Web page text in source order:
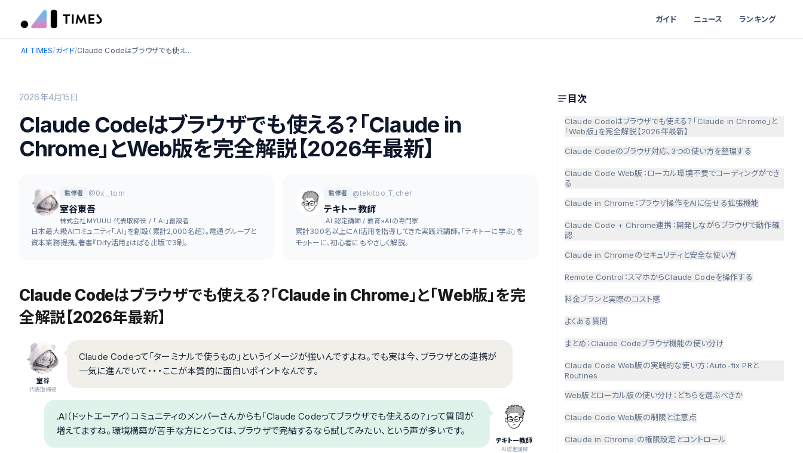
ガイド ニュース ランキング
.AI TIMES/ガイド/ Claude Codeはブラウザでも使える？「Claude in Chrome」とWeb版を完全解説【2026年最新】
2026年4月15日
Claude Codeはブラウザでも使える？「Claude in
Chrome」とWeb版を完全解説【2026年最新】
監修者 @0x__tom
室谷東吾
株式会社MYUUU 代表取締役 / 「.AI」創設者
日本最大級AIコミュニティ「.AI」を創設（累計2,000名超）。電通グループと
資本業務提携。著書『Dify活用』はぱる出版で3刷。
監修者 @tekitoo_T_cher
テキトー教師
.AI 認定講師 / 教育×AIの専門家
累計300名以上にAI活用を指導してきた実践派講師。「テキトーに学ぶ」を
モットーに、初心者にもやさしく解説。
Claude Codeはブラウザでも使える？「Claude in Chrome」と「Web版」を完
全解説【2026年最新】
室谷
代表取締役
Claude Codeって「ターミナルで使うもの」というイメージが強いんですよね。でも実は今、ブラウザとの連携が
一気に進んでいて・・・ここが本質的に面白いポイントなんです。
テキトー教師
.AI認定講師
.AI（ドットエーアイ）コミュニティのメンバーさんからも「Claude Codeってブラウザでも使えるの？」って質問が
増えてますね。環境構築が苦手な方にとっては、ブラウザで完結するなら試してみたい、という声が多いです。
目次
Claude Codeはブラウザでも使える？「Claude in Chrome」と
「Web版」を完全解説【2026年最新】
Claude Codeのブラウザ対応、3つの使い方を整理する
Claude Code Web版：ローカル環境不要でコーディングができ
る
Claude in Chrome：ブラウザ操作をAIに任せる拡張機能
Claude Code + Chrome連携：開発しながらブラウザで動作確
認
Claude in Chromeのセキュリティと安全な使い方
Remote Control：スマホからClaude Codeを操作する
料金プランと実際のコスト感
よくある質問
まとめ：Claude Codeブラウザ機能の使い分け
Claude Code Web版の実践的な使い方：Auto-fix PRと
Routines
Web版とローカル版の使い分け：どちらを選ぶべきか
Claude Code Web版の制限と注意点
Claude in Chrome の権限設定とコントロール